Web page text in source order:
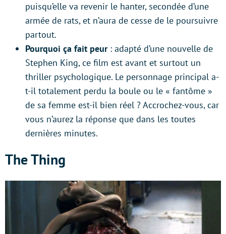
puisqu’elle va revenir le hanter, secondée d’une
armée de rats, et n’aura de cesse de le poursuivre
partout.
Pourquoi ça fait peur: adapté d’une nouvelle de
Stephen King, ce film est avant et surtout un
thriller psychologique. Le personnage principal a-
t-il totalement perdu la boule ou le « fantôme »
de sa femme est-il bien réel ? Accrochez-vous, car
vous n’aurez la réponse que dans les toutes
dernières minutes.
The Thing